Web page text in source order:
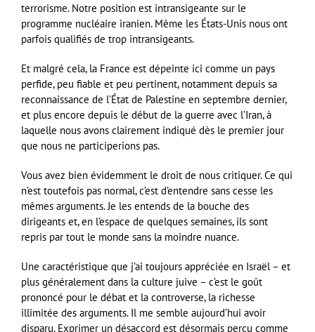
terrorisme. Notre position est intransigeante sur le
programme nucléaire iranien. Même les États-Unis nous ont
parfois qualifiés de trop intransigeants.
Et malgré cela, la France est dépeinte ici comme un pays
perfide, peu fiable et peu pertinent, notamment depuis sa
reconnaissance de l’État de Palestine en septembre dernier,
et plus encore depuis le début de la guerre avec l’Iran, à
laquelle nous avons clairement indiqué dès le premier jour
que nous ne participerions pas.
Vous avez bien évidemment le droit de nous critiquer. Ce qui
n’est toutefois pas normal, c’est d’entendre sans cesse les
mêmes arguments. Je les entends de la bouche des
dirigeants et, en l’espace de quelques semaines, ils sont
repris par tout le monde sans la moindre nuance.
Une caractéristique que j’ai toujours appréciée en Israël – et
plus généralement dans la culture juive – c’est le goût
prononcé pour le débat et la controverse, la richesse
illimitée des arguments. Il me semble aujourd’hui avoir
disparu. Exprimer un désaccord est désormais perçu comme